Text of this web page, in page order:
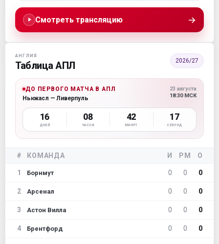
Смотреть трансляцию →
АНГЛИЯ
Таблица АПЛ 2026/27
ДО ПЕРВОГО МАТЧА В АПЛ
Ньюкасл — Ливерпуль
23 августа
18:30 МСК
16
ДНЕЙ
08
ЧАСОВ
42
МИНУТ
17
СЕКУНД
# КОМАНДА И РМ О
1 Борнмут 0 0 0
2 Арсенал 0 0 0
3 Астон Вилла 0 0 0
4 Брентфорд 0 0 0